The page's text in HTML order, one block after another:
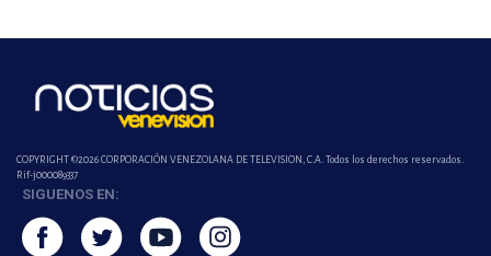
COPYRIGHT ©2026 CORPORACIÓN VENEZOLANA DE TELEVISION, C.A. Todos los derechos reservados.
Rif-j000089337
SIGUENOS EN: